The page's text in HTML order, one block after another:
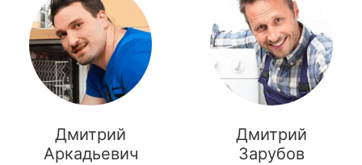
Дмитрий
Аркадьевич
Дмитрий
Зарубов